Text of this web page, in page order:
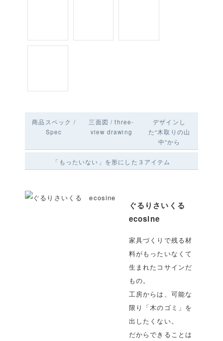
商品スペック /
Spec
三面図 / three-
view drawing
デザインし
た“木取りの山
中”から
「もったいない」を形にした３アイテム
ぐるりさいくる
ecosine
家具づくりで残る材
料がもったいなくて
生まれたコサインだ
もの。
工房からは、可能な
限り「木のゴミ」を
出したくない。
だからできることは